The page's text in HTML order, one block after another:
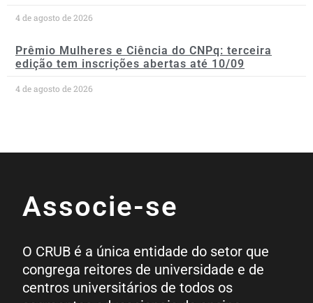
4 de agosto de 2026
Prêmio Mulheres e Ciência do CNPq: terceira
edição tem inscrições abertas até 10/09
4 de agosto de 2026
Associe-se
O CRUB é a única entidade do setor que
congrega reitores de universidade e de
centros universitários de todos os